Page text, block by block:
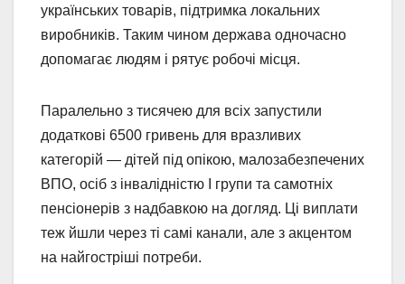
українських товарів, підтримка локальних
виробників. Таким чином держава одночасно
допомагає людям і рятує робочі місця.
Паралельно з тисячею для всіх запустили
додаткові 6500 гривень для вразливих
категорій — дітей під опікою, малозабезпечених
ВПО, осіб з інвалідністю І групи та самотніх
пенсіонерів з надбавкою на догляд. Ці виплати
теж йшли через ті самі канали, але з акцентом
на найгостріші потреби.